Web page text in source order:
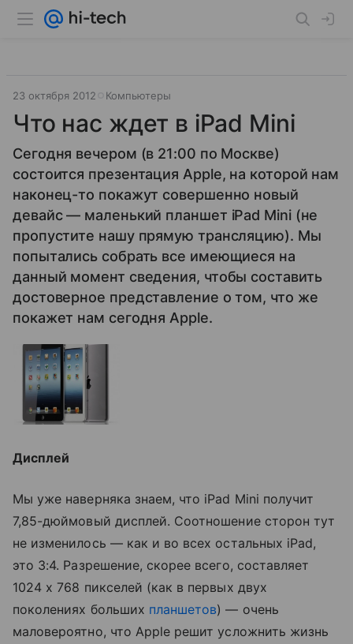
23 октября 2012 Компьютеры
Что нас ждет в iPad Mini
Сегодня вечером (в 21:00 по Москве)
состоится презентация Apple, на которой нам
наконец-то покажут совершенно новый
девайс — маленький планшет iPad Mini (не
пропустите нашу прямую трансляцию). Мы
попытались собрать все имеющиеся на
данный момент сведения, чтобы составить
достоверное представление о том, что же
покажет нам сегодня Apple.
Дисплей
Мы уже наверняка знаем, что iPad Mini получит
7,85-дюймовый дисплей. Соотношение сторон тут
не изменилось — как и во всех остальных iPad,
это 3:4. Разрешение, скорее всего, составляет
1024 х 768 пикселей (как в первых двух
поколениях больших планшетов) — очень
маловероятно, что Apple решит усложнить жизнь